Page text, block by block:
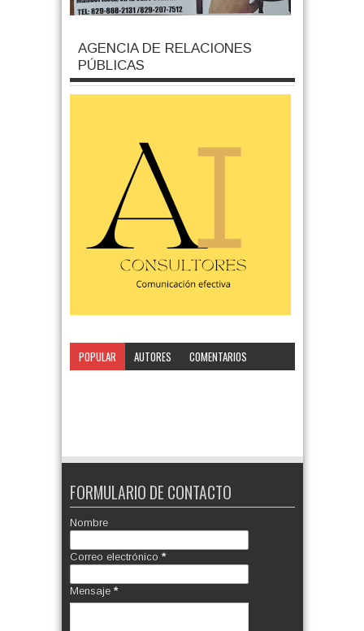
AGENCIA DE RELACIONES
PÚBLICAS
POPULAR AUTORES
COMENTARIOS
FORMULARIO DE CONTACTO
Nombre
Correo electrónico *
Mensaje *